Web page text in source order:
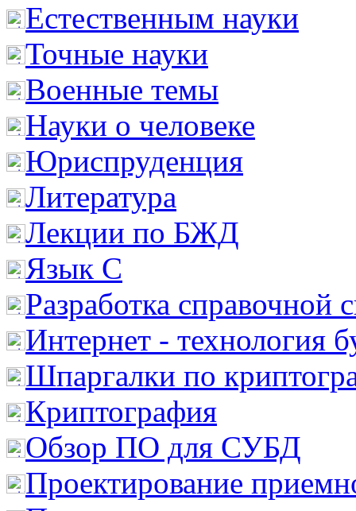
Естественным науки
Точные науки
Военные темы
Науки о человеке
Юриспруденция
Литература
Лекции по БЖД
Язык С
Разработка справочной
Интернет - технология
Шпаргалки по
Криптография
Обзор ПО для СУБД
Проектирование